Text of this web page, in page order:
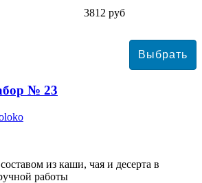
3812 руб
№ 23
из каши, чая и десерта в
работы